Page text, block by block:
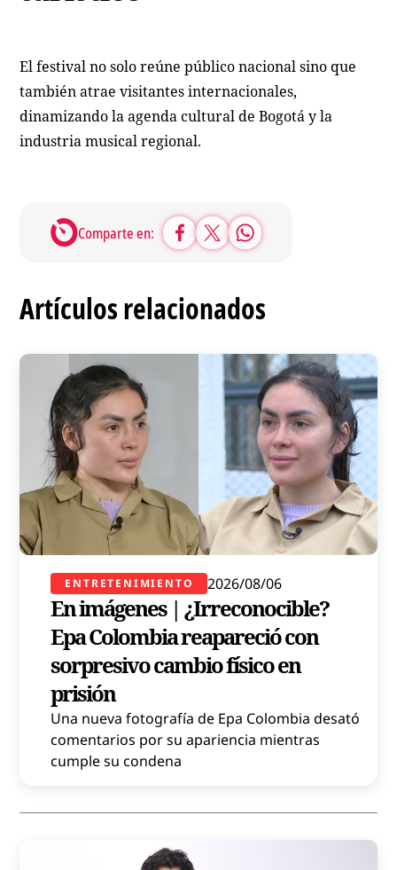
El festival no solo reúne público nacional sino que
también atrae visitantes internacionales,
dinamizando la agenda cultural de Bogotá y la
industria musical regional.
Comparte en:
Artículos relacionados
ENTRETENIMIENTO 2026/08/06
En imágenes | ¿Irreconocible?
Epa Colombia reapareció con
sorpresivo cambio físico en
prisión
Una nueva fotografía de Epa Colombia desató
comentarios por su apariencia mientras
cumple su condena